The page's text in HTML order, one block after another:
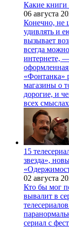
Какие книги
06 августа
Конечно, не
удивлять и
вызывает
всегда
интернете,
«Фонтанка»
магазины о
дорогие, и
всех
15
звезда»,
02 августа
Кто бы мог
вывалит в
сериал с